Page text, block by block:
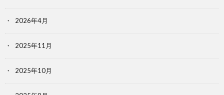
2026年4月
2025年11月
2025年10月